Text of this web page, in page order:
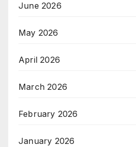
June 2026
May 2026
April 2026
March 2026
February 2026
January 2026